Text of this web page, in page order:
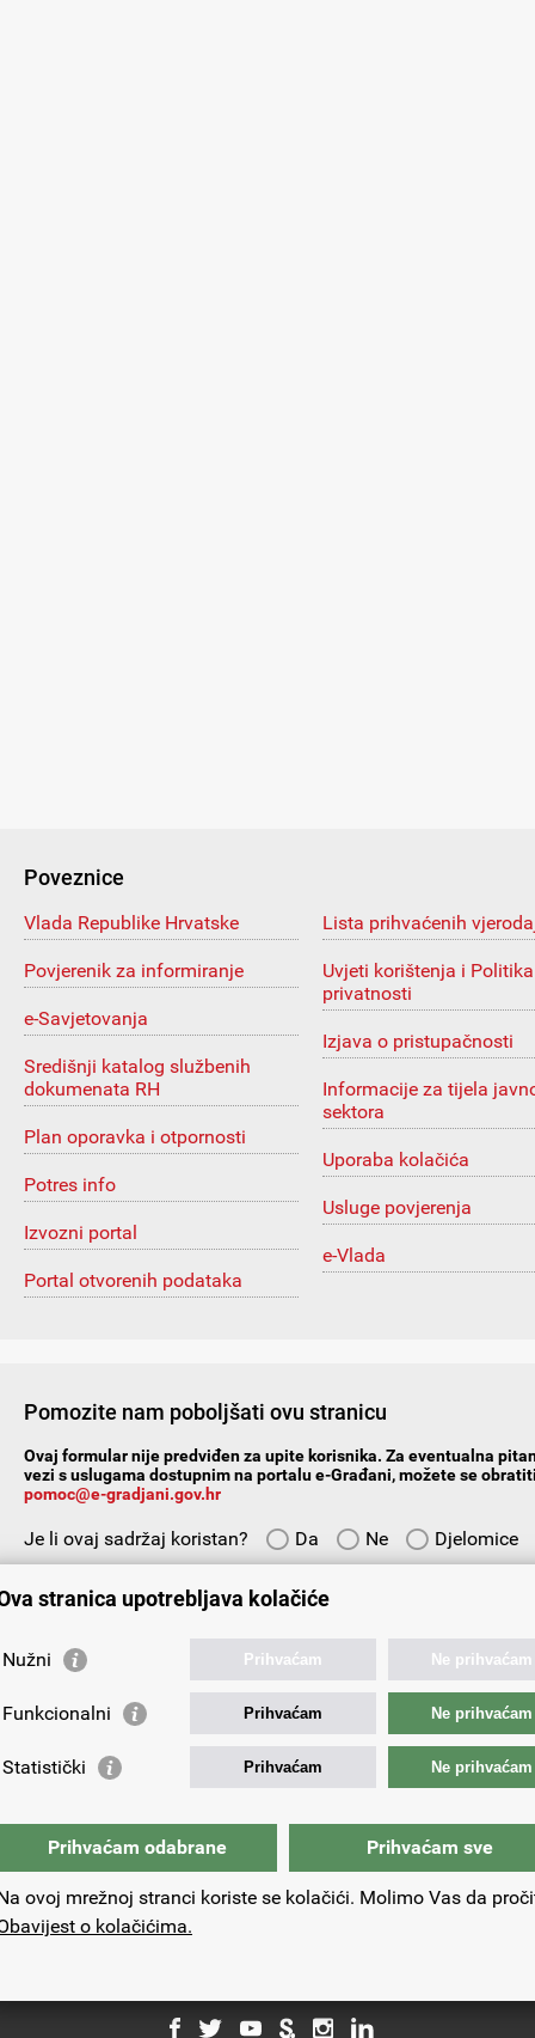
Poveznice
Vlada Republike Hrvatske
Povjerenik za informiranje
e-Savjetovanja
Središnji katalog službenih
dokumenata RH
Plan oporavka i otpornosti
Potres info
Izvozni portal
Portal otvorenih podataka
Lista prihvaćenih
Uvjeti korištenja i Politika
privatnosti
Izjava o pristupačnosti
Informacije za tijela
sektora
Uporaba kolačića
Usluge povjerenja
e-Vlada
Pomozite nam poboljšati ovu stranicu
Ovaj formular nije predviđen za upite korisnika. Za eventualna
vezi s uslugama dostupnim na portalu e-Građani, možete se
pomoc@e-gradjani.gov.hr
Je li ovaj sadržaj koristan? Da Ne
Djelomice
Vaša e-adresa:
stranica upotrebljava kolačiće
Nužni Prihvaćam Ne prihvaćam
Funkcionalni Prihvaćam Ne prihvaćam
Statistički Prihvaćam Ne prihvaćam
Prihvaćam odabrane Prihvaćam sve
ovoj mrežnoj stranci koriste se kolačići. Molimo Vas da
o kolačićima.